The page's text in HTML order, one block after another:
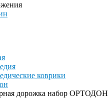
коврики
дорожка набор ОРТОДОН